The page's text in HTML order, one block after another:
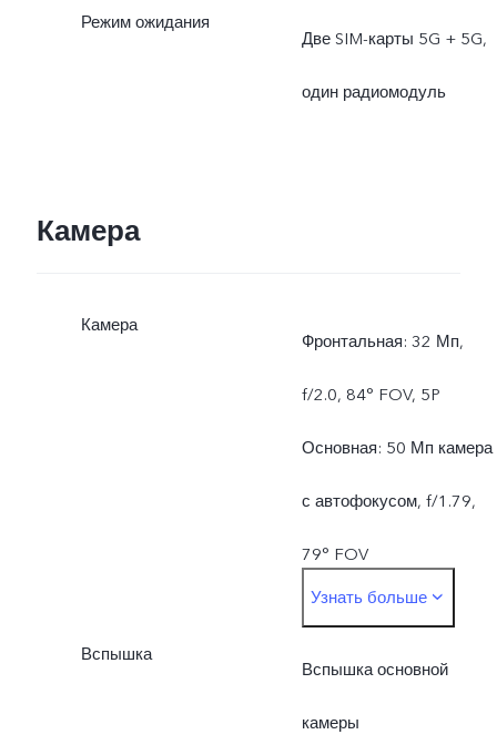
Режим ожидания
Две SIM-карты 5G + 5G,
один радиомодуль
Камера
Камера
Фронтальная: 32 Мп,
f/2.0, 84° FOV, 5P
Основная: 50 Мп камера
с автофокусом, f/1.79,
79° FOV
8 Мп широкоугольная
камера, f/2.2, 120° FOV,
Узнать больше
Вспышка
Вспышка основной
камеры